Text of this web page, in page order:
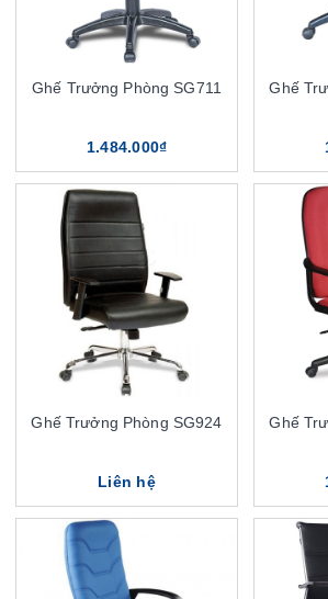
Ghế Trưởng Phòng SG711
1.484.000₫
Ghế
Ghế Trưởng Phòng SG924
Liên hệ
Ghế